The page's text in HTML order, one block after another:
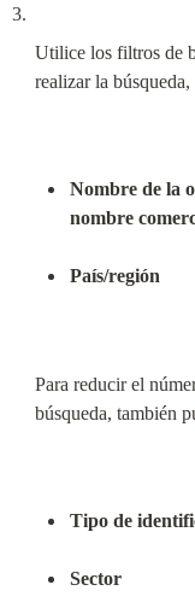
Utilice los filtros de
realizar la
Nombre de la
nombre
País/región
Para reducir el
búsqueda, también
Tipo de
Sector